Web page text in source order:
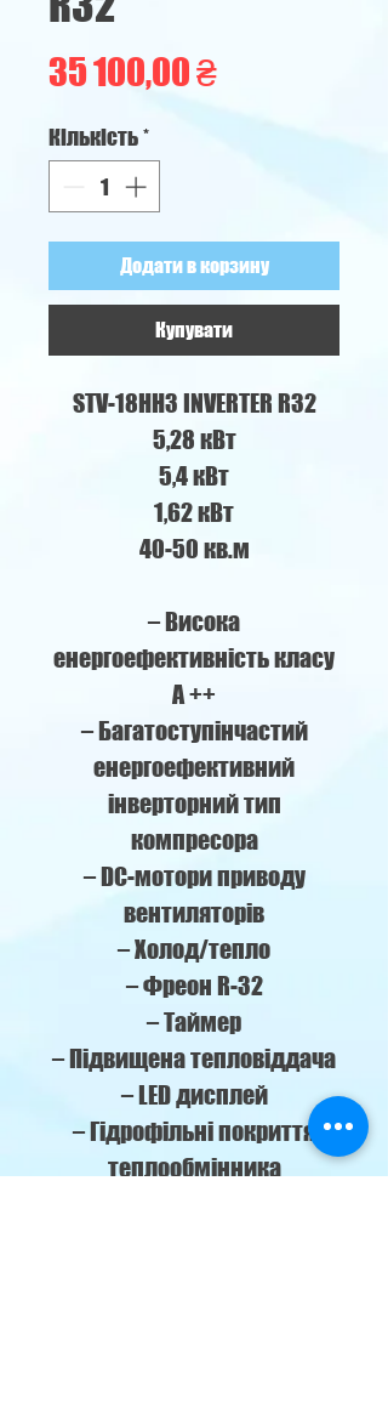
35 100,00 ₴Ціна
Кількість*
Додати в корзину
Купувати
STV-18HH3 INVERTER R32
5,28 кВт
5,4 кВт
1,62 кВт
40-50 кв.м
– Висока
енергоефективність класу
A ++
– Багатоступінчастий
енергоефективний
інверторний тип
компресора
– DC-мотори приводу
вентиляторів
– Холод/тепло
– Фреон R-32
– Таймер
– Підвищена тепловіддача
– LED дисплей
– Гідрофільні покриття
теплообмінника